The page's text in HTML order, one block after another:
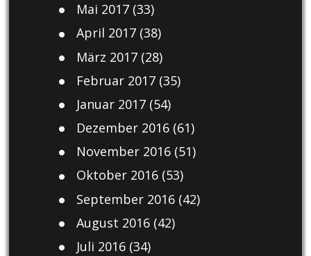
Mai 2017(33)
April 2017(38)
März 2017(28)
Februar 2017(35)
Januar 2017(54)
Dezember 2016(61)
November 2016(51)
Oktober 2016(53)
September 2016(42)
August 2016(42)
Juli 2016(34)